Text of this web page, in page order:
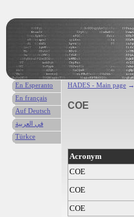
HADES - Main page →
COE
Acronym
COE
COE
COE
En Esperanto
En français
Auf Deutsch
في العربية
Türkce